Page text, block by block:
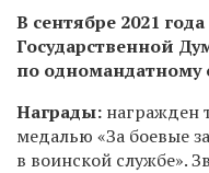
В сентябре 2021
Государственной
по одномандатному
Награды: награжден
медалью «За боевые
в воинской службе».